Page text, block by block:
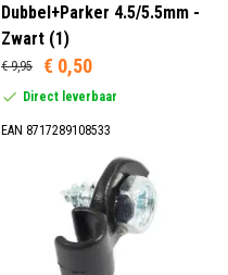
Dubbel+Parker 4.5/5.5mm -
Zwart (1)
€ 9,95 € 0,50
Direct leverbaar
EAN 8717289108533